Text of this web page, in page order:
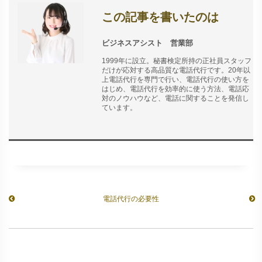
この記事を書いたのは
ビジネスアシスト 営業部
1999年に設立。秘書検定所持の正社員スタッフ
だけが応対する高品質な電話代行です。20年以
上電話代行を専門で行い、電話代行の使い方を
はじめ、電話代行を効率的に使う方法、電話応
対のノウハウなど、電話に関することを発信し
ています。
電話代行の必要性